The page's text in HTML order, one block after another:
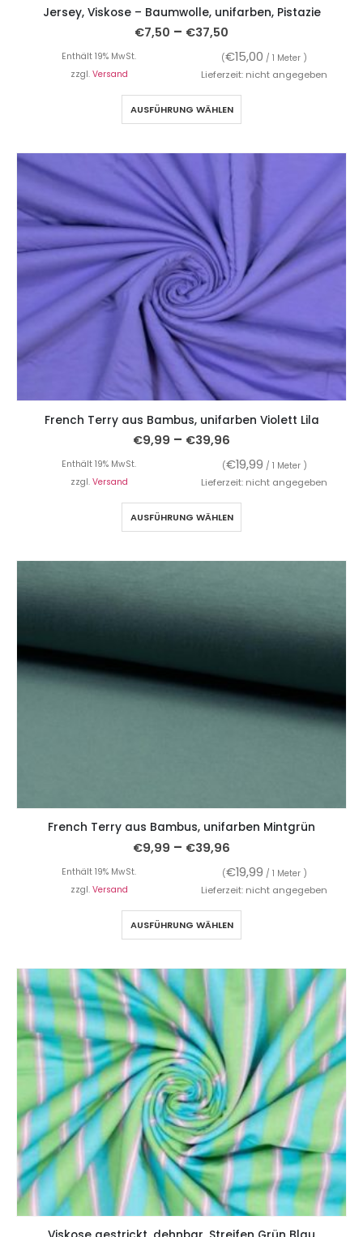
Jersey, Viskose – Baumwolle, unifarben, Pistazie
€7,50 – €37,50
Enthält 19% MwSt. (€15,00 / 1 Meter )
zzgl. Versand Lieferzeit: nicht angegeben
AUSFÜHRUNG WÄHLEN
French Terry aus Bambus, unifarben Violett Lila
€9,99 – €39,96
Enthält 19% MwSt. (€19,99 / 1 Meter )
zzgl. Versand Lieferzeit: nicht angegeben
AUSFÜHRUNG WÄHLEN
French Terry aus Bambus, unifarben Mintgrün
€9,99 – €39,96
Enthält 19% MwSt. (€19,99 / 1 Meter )
zzgl. Versand Lieferzeit: nicht angegeben
AUSFÜHRUNG WÄHLEN